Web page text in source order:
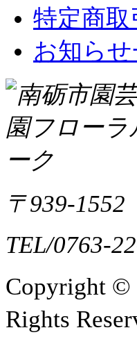
特定商取
お知らせ
〒939-
TEL/0763-
Copyright ©
Rights